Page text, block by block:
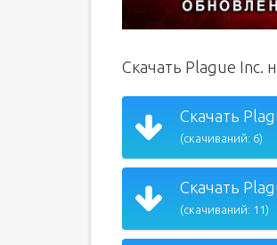
Скачать Plague Inc.
Скачать
(скачиваний: 6)
Скачать
(скачиваний: 11)